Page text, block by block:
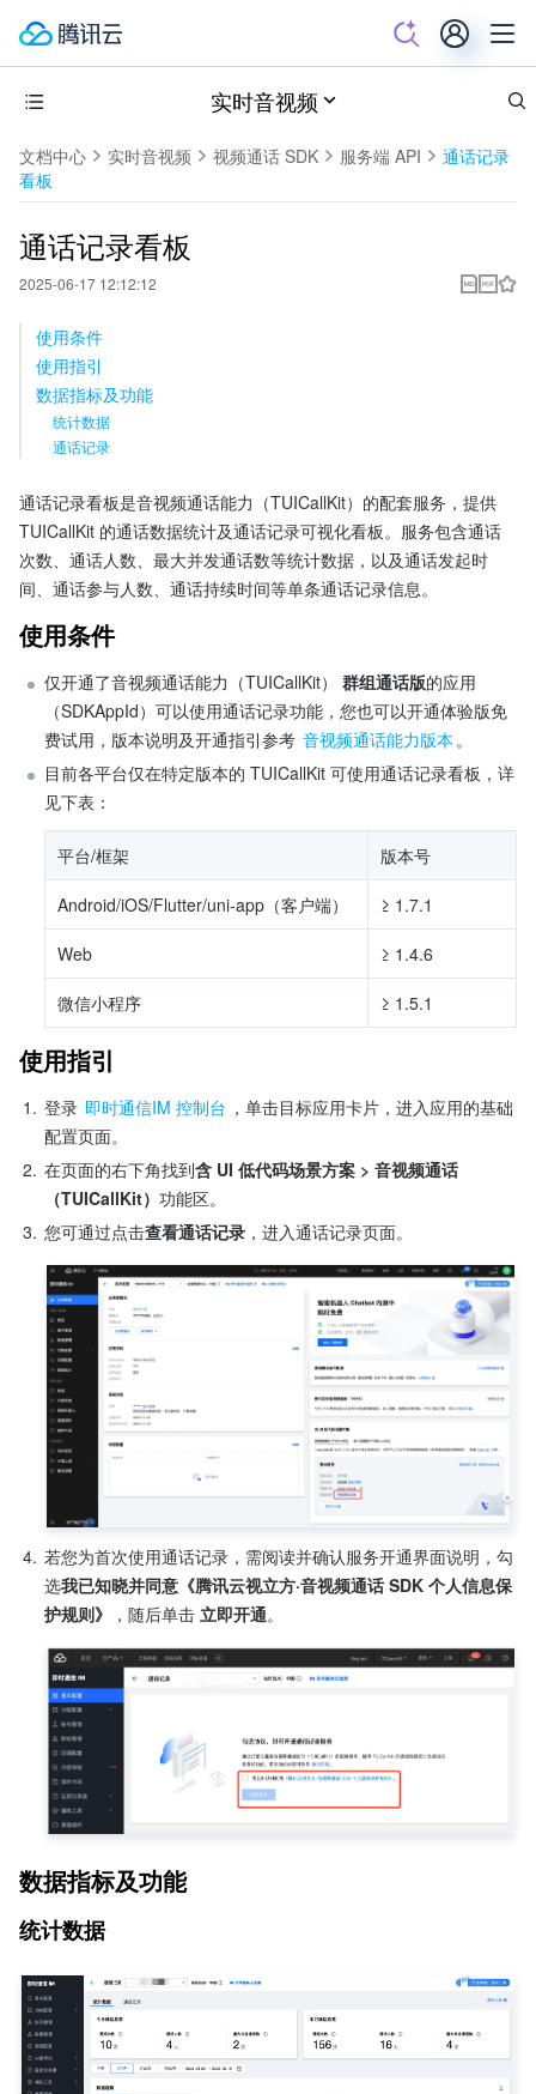
实时音视频
文档中心 实时音视频 视频通话 SDK 服务端 API
通话记录
看板
通话记录看板
2025-06-17 12:12:12
使用条件
使用指引
数据指标及功能
统计数据
通话记录
通话记录看板是音视频通话能力（TUICallKit）的配套服务，提供
TUICallKit 的通话数据统计及通话记录可视化看板。服务包含通话
次数、通话人数、最大并发通话数等统计数据，以及通话发起时
间、通话参与人数、通话持续时间等单条通话记录信息。
使用条件
仅开通了音视频通话能力（TUICallKit） 群组通话版的应用
（SDKAppId）可以使用通话记录功能，您也可以开通体验版免
费试用，版本说明及开通指引参考 音视频通话能力版本 。
目前各平台仅在特定版本的 TUICallKit 可使用通话记录看板，详
见下表：
平台/框架 版本号
Android/iOS/Flutter/uni-app（客户端） ≥ 1.7.1
Web ≥ 1.4.6
微信小程序 ≥ 1.5.1
使用指引
1. 登录 即时通信IM 控制台 ，单击目标应用卡片，进入应用的基础
配置页面。
2. 在页面的右下角找到含 UI 低代码场景方案 > 音视频通话
（TUICallKit） 功能区。
3. 您可通过点击查看通话记录 ，进入通话记录页面。
4. 若您为首次使用通话记录，需阅读并确认服务开通界面说明，勾
选我已知晓并同意《腾讯云视立方·音视频通话 SDK 个人信息保
护规则》
，随后单击 立即开通。
数据指标及功能
统计数据